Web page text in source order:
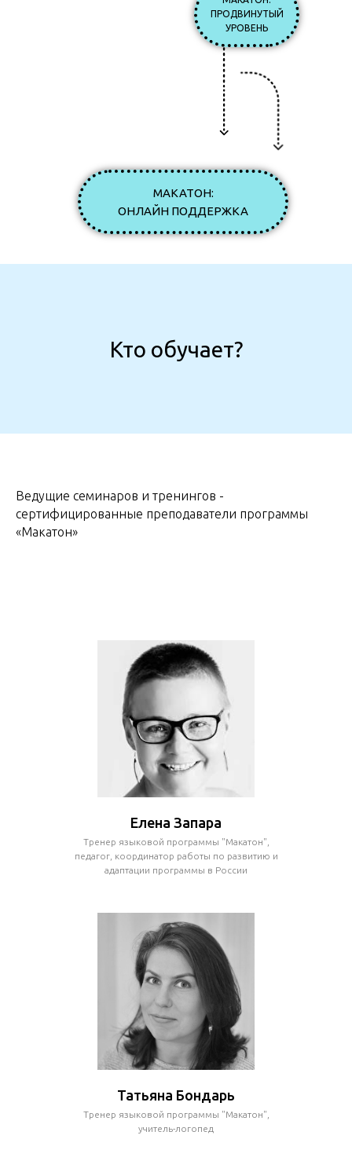
ПРОДВИНУТЫЙ
УРОВЕНЬ
МАКАТОН:
ОНЛАЙН ПОДДЕРЖКА
Кто обучает?
Ведущие семинаров и тренингов -
сертифицированные преподаватели программы
«Макатон»
Елена Запара
Тренер языковой программы "Макатон",
педагог, координатор работы по развитию и
адаптации программы в России
Татьяна Бондарь
Тренер языковой программы "Макатон",
учитель-логопед